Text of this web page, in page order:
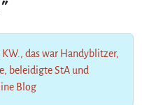
das war Handyblitzer,
beleidigte StA und
Blog